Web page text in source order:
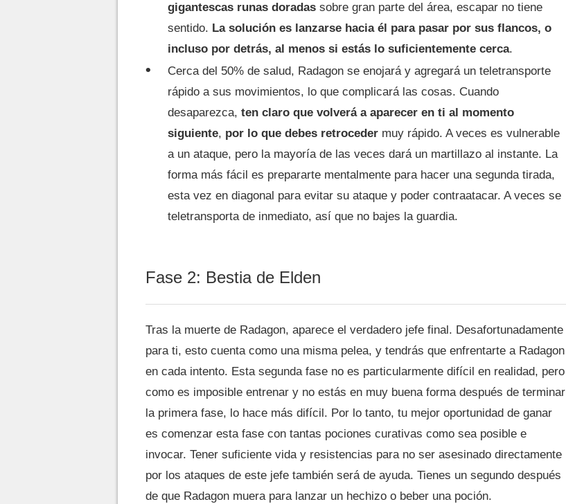
gigantescas runas doradas sobre gran parte del área, escapar no tiene
sentido. La solución es lanzarse hacia él para pasar por sus flancos, o
incluso por detrás, al menos si estás lo suficientemente cerca.
Cerca del 50% de salud, Radagon se enojará y agregará un teletransporte
rápido a sus movimientos, lo que complicará las cosas. Cuando
desaparezca, ten claro que volverá a aparecer en ti al momento
siguiente, por lo que debes retroceder muy rápido. A veces es vulnerable
a un ataque, pero la mayoría de las veces dará un martillazo al instante. La
forma más fácil es prepararte mentalmente para hacer una segunda tirada,
esta vez en diagonal para evitar su ataque y poder contraatacar. A veces se
teletransporta de inmediato, así que no bajes la guardia.
Fase 2: Bestia de Elden
Tras la muerte de Radagon, aparece el verdadero jefe final. Desafortunadamente
para ti, esto cuenta como una misma pelea, y tendrás que enfrentarte a Radagon
en cada intento. Esta segunda fase no es particularmente difícil en realidad, pero
como es imposible entrenar y no estás en muy buena forma después de terminar
la primera fase, lo hace más difícil. Por lo tanto, tu mejor oportunidad de ganar
es comenzar esta fase con tantas pociones curativas como sea posible e
invocar. Tener suficiente vida y resistencias para no ser asesinado directamente
por los ataques de este jefe también será de ayuda. Tienes un segundo después
de que Radagon muera para lanzar un hechizo o beber una poción.